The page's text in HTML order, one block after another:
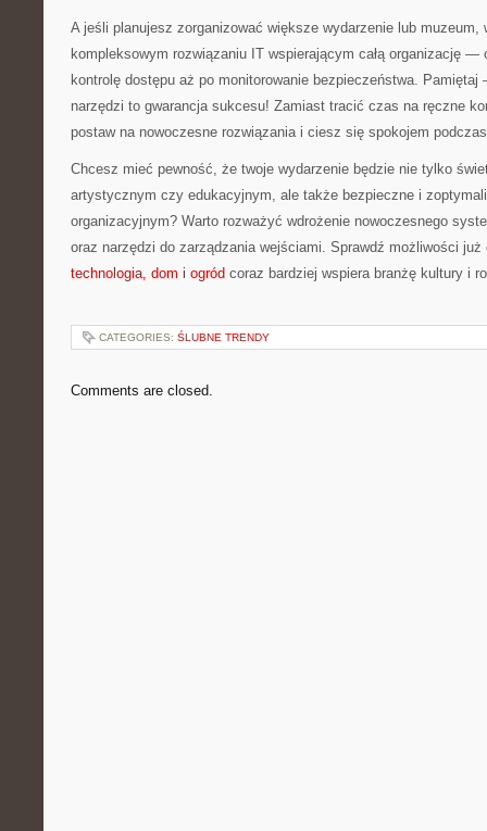
A jeśli planujesz zorganizować większe wydarzenie lub muzeum,
kompleksowym rozwiązaniu IT wspierającym całą organizację —
kontrolę dostępu aż po monitorowanie bezpieczeństwa. Pamiętaj
narzędzi to gwarancja sukcesu! Zamiast tracić czas na ręczne
postaw na nowoczesne rozwiązania i ciesz się spokojem
Chcesz mieć pewność, że twoje wydarzenie będzie nie tylko
artystycznym czy edukacyjnym, ale także bezpieczne i
organizacyjnym? Warto rozważyć wdrożenie nowoczesnego
oraz narzędzi do zarządzania wejściami. Sprawdź możliwości
technologia, dom i ogród coraz bardziej wspiera branżę kultury i
CATEGORIES: ŚLUBNE TRENDY
Comments are closed.